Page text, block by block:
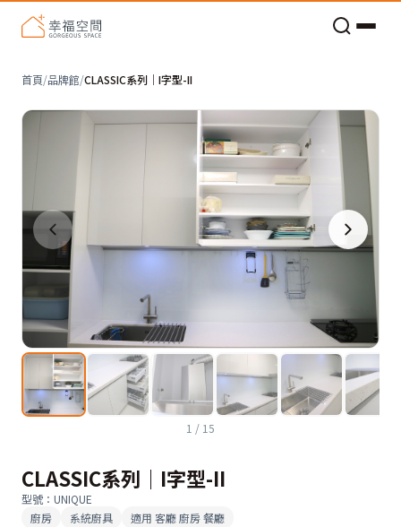
首頁/品牌館/CLASSIC系列｜I字型-II
1 / 15
CLASSIC系列｜I字型-II
型號 ： UNIQUE
廚房
系統廚具 適用 客廳 廚房 餐廳